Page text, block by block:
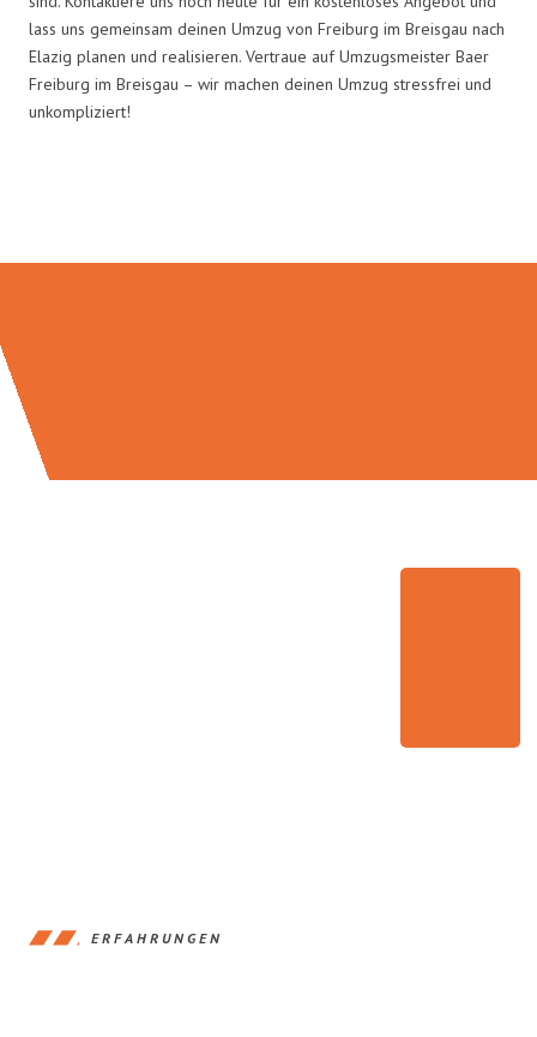
lass uns gemeinsam deinen Umzug von Freiburg im Breisgau nach
Elazig planen und realisieren. Vertraue auf Umzugsmeister Baer
Freiburg im Breisgau – wir machen deinen Umzug stressfrei und
unkompliziert!
ERFAHRUNGEN